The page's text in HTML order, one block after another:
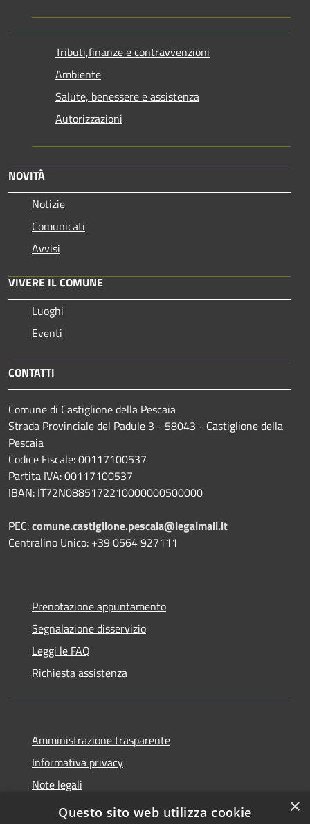
Tributi,finanze e contravvenzioni
Ambiente
Salute, benessere e assistenza
Autorizzazioni
NOVITÀ
Notizie
Comunicati
Avvisi
VIVERE IL COMUNE
Luoghi
Eventi
CONTATTI
Comune di Castiglione della Pescaia
Strada Provinciale del Padule 3 - 58043 - Castiglione della
Pescaia
Codice Fiscale: 00117100537
Partita IVA: 00117100537
IBAN: IT72N0885172210000000500000
PEC:comune.castiglione.pescaia@legalmail.it
Centralino Unico: +39 0564 927111
Prenotazione appuntamento
Segnalazione disservizio
Leggi le FAQ
Richiesta assistenza
Amministrazione trasparente
Informativa privacy
Note legali
Dichiarazione di accessibilità
×
Questo sito web utilizza cookie